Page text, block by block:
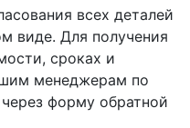
всех деталей
виде. Для получения
сроках и
менеджерам по
форму обратной